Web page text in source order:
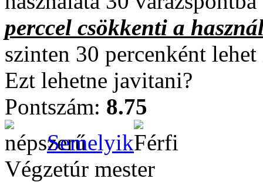
perccel csökkenti a
szinten 30 percenként
Ezt lehetne javitani?
Pontszám: 8.75
Semelyik
Végzetúr mester